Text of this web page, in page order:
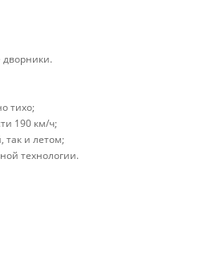
дворники.
тихо;
190 км/ч;
так и летом;
технологии.